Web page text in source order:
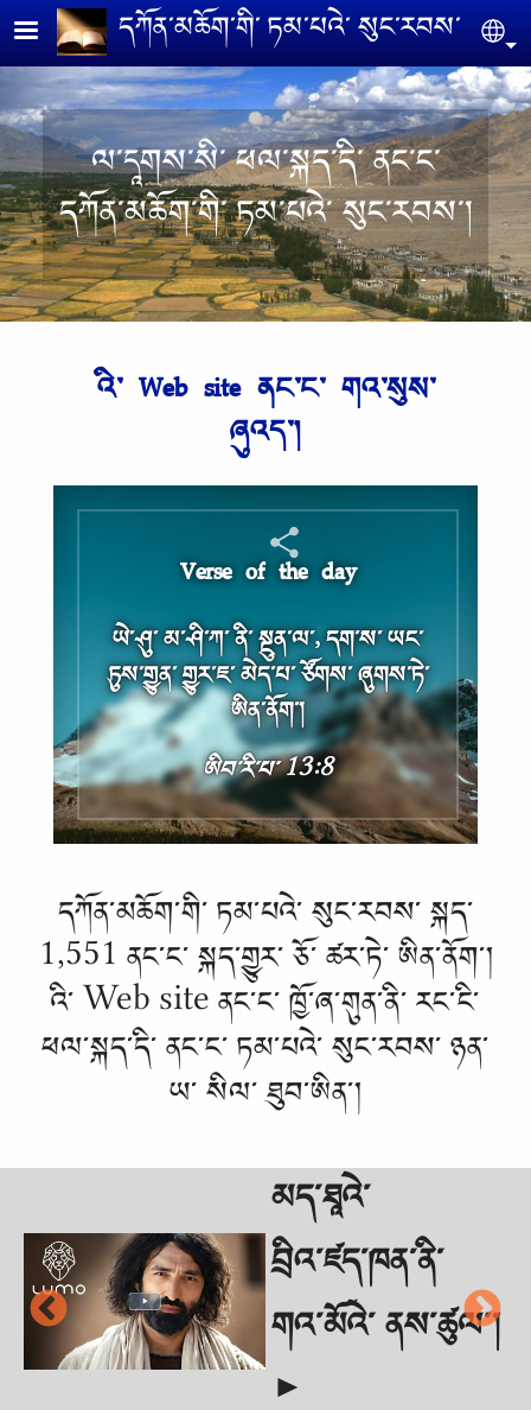
Skip to main contentདཀོན༌མཆོག༌གི༌ ཏམ༌པའེ༌ སུང༌རབས༌
ལ༌དཱགས༌སི༌ ཕལ༌སྐད༌དི༌ ནང༌ང༌
དཀོན༌མཆོག༌གི༌ ཏམ༌པའེ༌ སུང༌རབས༌།
འི༌ Web site ནང༌ང༌ གའ༌སུས༌
ཞུའད༌།
Verse of the day
ཡེ༌ཤུ༌ མ༌ཤི༌ཀ༌ ནི༌ སྔུན༌ལ༌, དག༌ས༌ ཡང༌
ཏུས༌གྱུན༌ གྱུར༌ཇ༌ མེད༌པ༌ ཙོགས༌ ཞུགས༌ཏེ༌
ཨིན༌ནོག༌།
ཨིབ༌རི༌པ༌ 13:8
དཀོན༌མཆོག༌གི༌ ཏམ༌པའེ༌ སུང༌རབས༌ སྐད༌
1,551 ནང༌ང༌ སྐད༌གྱུར༌ ཅོ༌ ཚར༌ཏེ༌ ཨིན༌ནོག༌།
འི༌ Web site ནང༌ང༌ ཁྱོ༌ཞ༌གུན༌ནི༌ རང༌ངི༌
ཕལ༌སྐད༌དི༌ ནང༌ང༌ ཏམ༌པའེ༌ སུང༌རབས༌ ཉན༌
ཡ༌ སིལ༌ ཐུབ༌ཨིན༌།
ཏམ༌པའེ༌
སིལ༌